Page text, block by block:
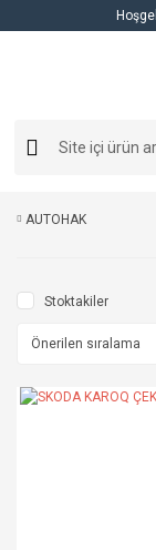
AUTOHAK
Stoktakiler